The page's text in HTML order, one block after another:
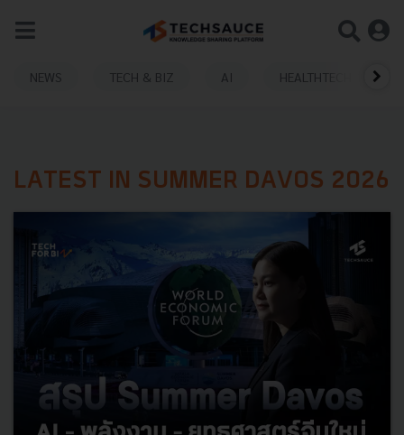
NEWS TECH & BIZ AI HEALTHTECH
LATEST IN SUMMER DAVOS 2026